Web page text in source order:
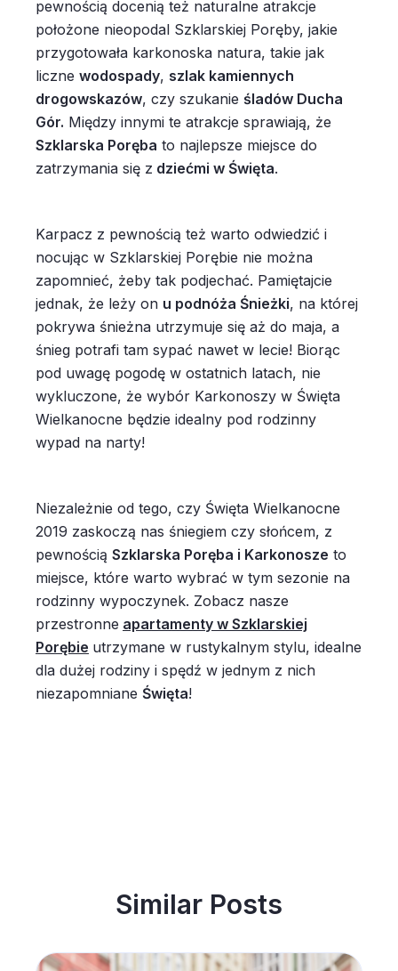
pewnością docenią też naturalne atrakcje
położone nieopodal Szklarskiej Poręby, jakie
przygotowała karkonoska natura, takie jak
liczne wodospady, szlak kamiennych
drogowskazów, czy szukanie śladów Ducha
Gór. Między innymi te atrakcje sprawiają, że
Szklarska Poręba to najlepsze miejsce do
zatrzymania się z dziećmi w Święta.
Karpacz z pewnością też warto odwiedzić i
nocując w Szklarskiej Porębie nie można
zapomnieć, żeby tak podjechać. Pamiętajcie
jednak, że leży on u podnóża Śnieżki, na której
pokrywa śnieżna utrzymuje się aż do maja, a
śnieg potrafi tam sypać nawet w lecie! Biorąc
pod uwagę pogodę w ostatnich latach, nie
wykluczone, że wybór Karkonoszy w Święta
Wielkanocne będzie idealny pod rodzinny
wypad na narty!
Niezależnie od tego, czy Święta Wielkanocne
2019 zaskoczą nas śniegiem czy słońcem, z
pewnością Szklarska Poręba i Karkonosze to
miejsce, które warto wybrać w tym sezonie na
rodzinny wypoczynek. Zobacz nasze
przestronne apartamenty w Szklarskiej
Porębie utrzymane w rustykalnym stylu, idealne
dla dużej rodziny i spędź w jednym z nich
niezapomniane Święta!
Similar Posts
Noclegi w Polsce coraz popularniejsze wśród